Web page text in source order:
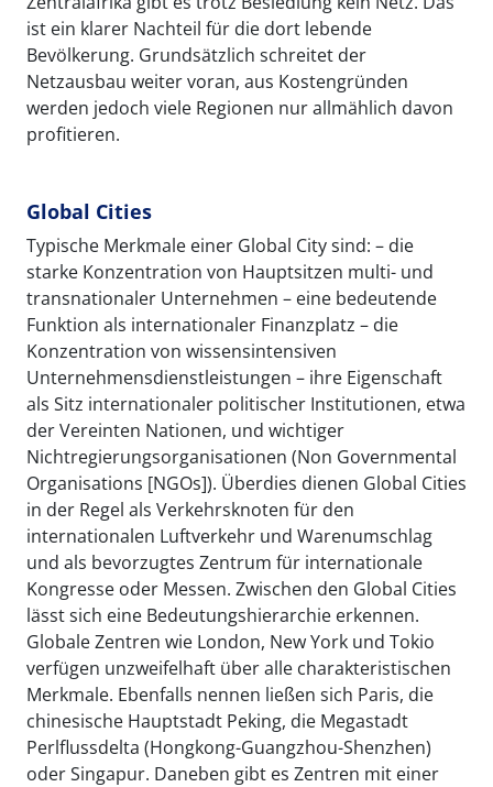
ist ein klarer Nachteil für die dort lebende
Bevölkerung. Grundsätzlich schreitet der
Netzausbau weiter voran, aus Kostengründen
werden jedoch viele Regionen nur allmählich davon
profitieren.
Global Cities
Typische Merkmale einer Global City sind: – die
starke Konzentration von Hauptsitzen multi- und
transnationaler Unternehmen – eine bedeutende
Funktion als internationaler Finanzplatz – die
Konzentration von wissensintensiven
Unternehmensdienstleistungen – ihre Eigenschaft
als Sitz internationaler politischer Institutionen, etwa
der Vereinten Nationen, und wichtiger
Nichtregierungsorganisationen (Non Governmental
Organisations [NGOs]). Überdies dienen Global Cities
in der Regel als Verkehrsknoten für den
internationalen Luftverkehr und Warenumschlag
und als bevorzugtes Zentrum für internationale
Kongresse oder Messen. Zwischen den Global Cities
lässt sich eine Bedeutungshierarchie erkennen.
Globale Zentren wie London, New York und Tokio
verfügen unzweifelhaft über alle charakteristischen
Merkmale. Ebenfalls nennen ließen sich Paris, die
chinesische Hauptstadt Peking, die Megastadt
Perlflussdelta (Hongkong-Guangzhou-Shenzhen)
oder Singapur. Daneben gibt es Zentren mit einer